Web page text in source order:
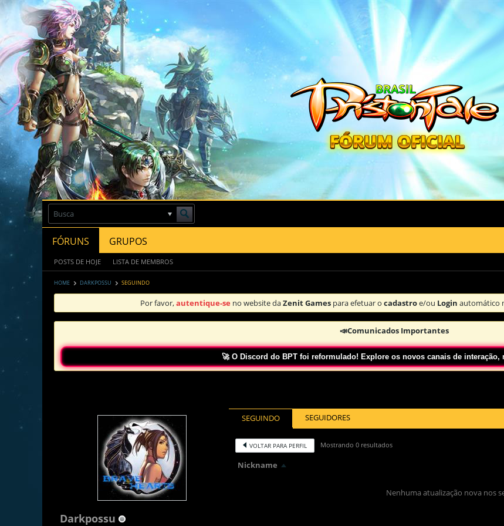
FÓRUNS GRUPOS
POSTS DE HOJE LISTA DE MEMBROS
HOME DARKPOSSU SEGUINDO
Por favor,autentique-se no website daZenit Games para efetuar o cadastroe/ou Login automático
📣Comunicados Importantes
🚀 O Discord do BPT foi reformulado! Explore os novos canais de interação,
Darkpossu
SEGUINDO SEGUIDORES
VOLTAR PARA PERFIL Mostrando 0 resultados
Nickname
Nenhuma atualização nova nos